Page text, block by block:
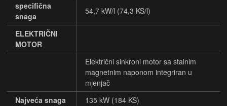
specifična
snaga
54,7 kW/l (74,3 KS/l)
ELEKTRIČNI
MOTOR
Električni sinkroni motor sa stalnim
magnetnim naponom integriran u
mjenjač
Najveća snaga
135 kW (184 KS)